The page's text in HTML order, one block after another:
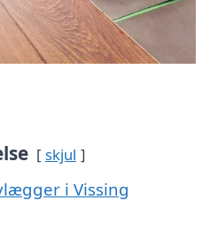
skjul
i Vissing